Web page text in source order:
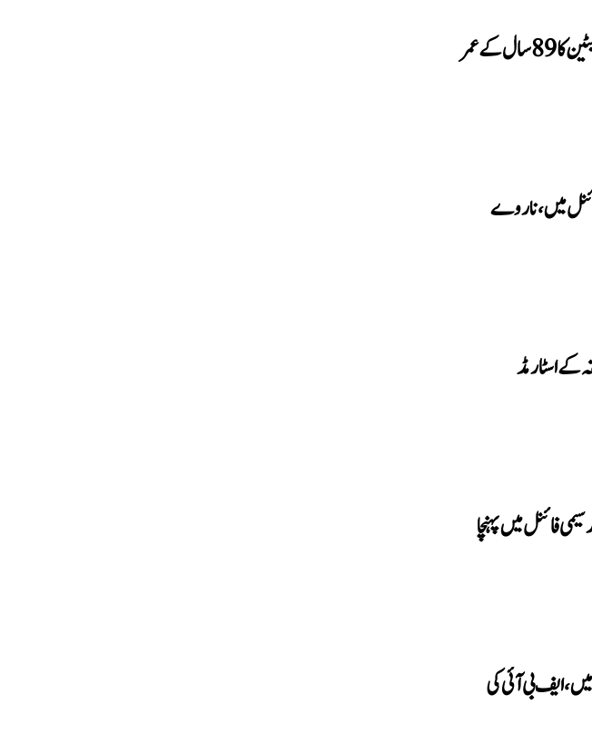
ارجنٹائنا کے عظیم فٹبالر اور سابق کپتان انٹونیو ریٹین کا 89 سال کے عمر
سیمی فائنل میں، ناروے
کے اسٹار مڈ
پہلی بار سیمی فائنل میں پہنچا
ایف بی آئی کی